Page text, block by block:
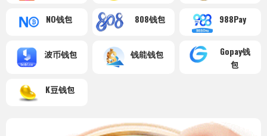
NO钱包 808钱包 988Pay
波币钱包 钱能钱包
Gopay钱
包
K豆钱包